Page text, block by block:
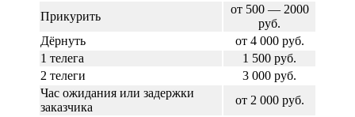
Прикурить
от 500 — 2000
руб.
Дёрнуть
от 4 000 руб.
1 телега
1 500 руб.
2 телеги
3 000 руб.
Час ожидания или задержки
заказчика
от 2 000 руб.